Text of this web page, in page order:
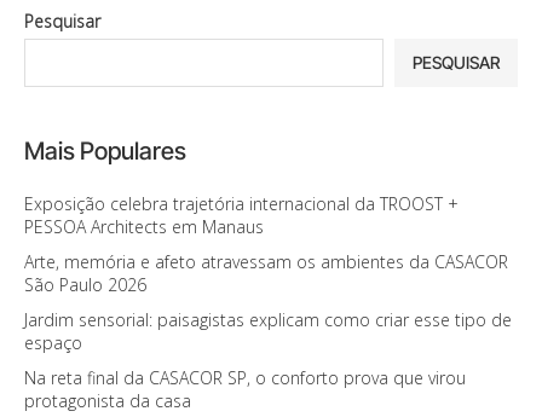
Pesquisar
PESQUISAR
Mais Populares
Exposição celebra trajetória internacional da TROOST +
PESSOA Architects em Manaus
Arte, memória e afeto atravessam os ambientes da CASACOR
São Paulo 2026
Jardim sensorial: paisagistas explicam como criar esse tipo de
espaço
Na reta final da CASACOR SP, o conforto prova que virou
protagonista da casa